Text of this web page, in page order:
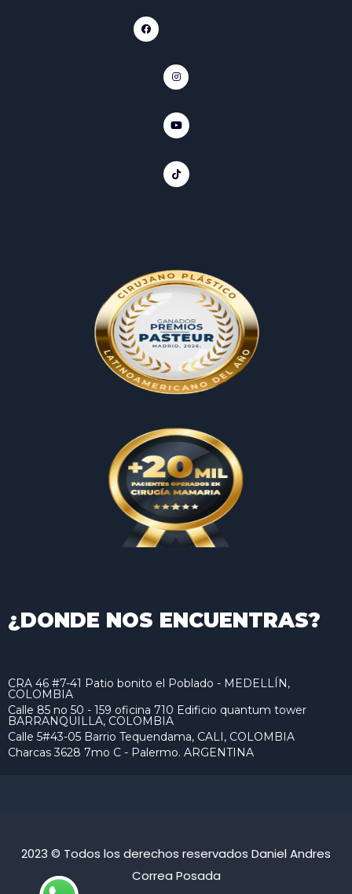
¿DONDE NOS ENCUENTRAS?
CRA 46 #7-41 Patio bonito el Poblado - MEDELLÍN,
COLOMBIA
Calle 85 no 50 - 159 oficina 710 Edificio quantum tower
BARRANQUILLA, COLOMBIA
Calle 5#43-05 Barrio Tequendama, CALI, COLOMBIA
Charcas 3628 7mo C - Palermo. ARGENTINA
2023 © Todos los derechos reservados Daniel Andres
Correa Posada